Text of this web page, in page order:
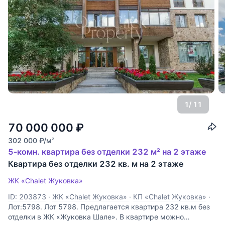
1/ 11
70 000 000 ₽
302 000 ₽/м2
5-комн. квартира без отделки 232 м² на 2 этаже
Квартира без отделки 232 кв. м на 2 этаже
ЖК «Chalet Жуковка»
ID: 203873 · ЖК «Chalet Жуковка» · КП «Chalet Жуковка» ·
Лот:5798. Лот 5798. Предлагается квартира 232 кв.м без
отделки в ЖК «Жуковка Шале». В квартире можно